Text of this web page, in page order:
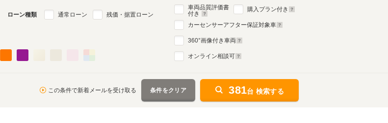
ローン種類 通常ローン 残価・据置ローン
車両品質評価書
付き
購入プラン付き
カーセンサーアフター保証対象車
360°画像付き車両
オンライン相談可
この条件で新着メールを受け取る 条件をクリア 381台 検索する